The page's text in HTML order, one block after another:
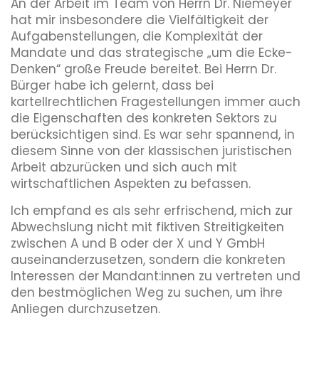
hat mir insbesondere die Vielfältigkeit der
Aufgabenstellungen, die Komplexität der
Mandate und das strategische „um die Ecke-
Denken“ große Freude bereitet. Bei Herrn Dr.
Bürger habe ich gelernt, dass bei
kartellrechtlichen Fragestellungen immer auch
die Eigenschaften des konkreten Sektors zu
berücksichtigen sind. Es war sehr spannend, in
diesem Sinne von der klassischen juristischen
Arbeit abzurücken und sich auch mit
wirtschaftlichen Aspekten zu befassen.
Ich empfand es als sehr erfrischend, mich zur
Abwechslung nicht mit fiktiven Streitigkeiten
zwischen A und B oder der X und Y GmbH
auseinanderzusetzen, sondern die konkreten
Interessen der Mandant:innen zu vertreten und
den bestmöglichen Weg zu suchen, um ihre
Anliegen durchzusetzen.